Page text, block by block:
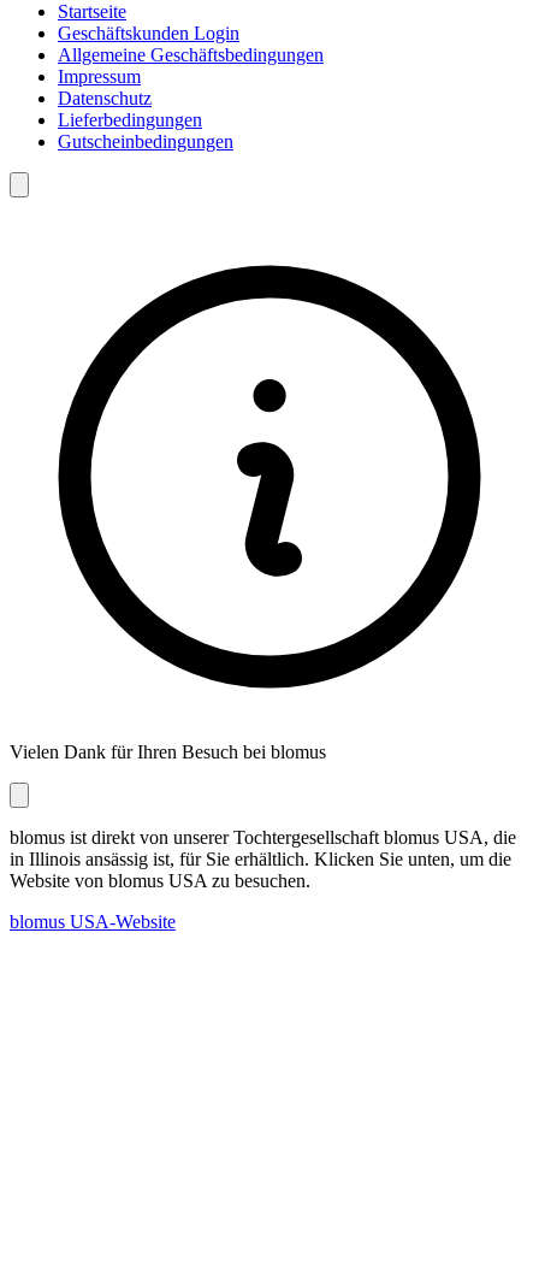
Startseite
Geschäftskunden Login
Allgemeine Geschäftsbedingungen
Impressum
Datenschutz
Lieferbedingungen
Gutscheinbedingungen
Vielen Dank für Ihren Besuch bei blomus
blomus ist direkt von unserer Tochtergesellschaft blomus USA, die
in Illinois ansässig ist, für Sie erhältlich. Klicken Sie unten, um die
Website von blomus USA zu besuchen.
blomus USA-Website